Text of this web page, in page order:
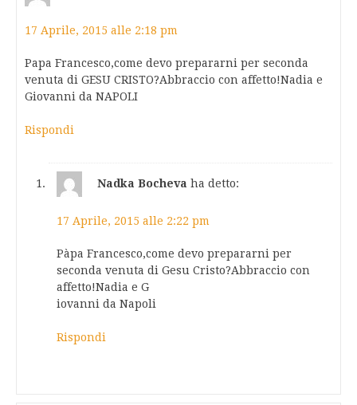
17 Aprile, 2015 alle 2:18 pm
Papa Francesco,come devo prepararni per seconda
venuta di GESU CRISTO?Abbraccio con affetto!Nadia e
Giovanni da NAPOLI
Rispondi
Nadka Bocheva ha detto:
17 Aprile, 2015 alle 2:22 pm
Pàpa Francesco,come devo prepararni per
seconda venuta di Gesu Cristo?Abbraccio con
affetto!Nadia e G
iovanni da Napoli
Rispondi